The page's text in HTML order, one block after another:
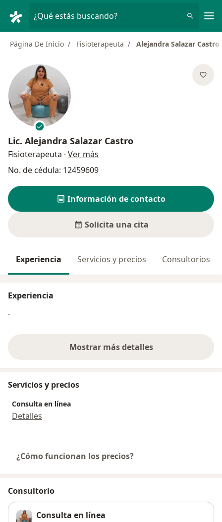
¿Qué estás buscando?
Página De Inicio Fisioterapeuta Alejandra Salazar Castro
Lic. Alejandra Salazar Castro
Fisioterapeuta · Ver más
No. de cédula: 12459609
Información de contacto
Solicita una cita
Experiencia Servicios y precios Consultorios
Experiencia
.
Mostrar más detalles
sobre la experiencia
Servicios y precios
Consulta en línea
Detalles
¿Cómo funcionan los precios?
Consultorio
Consulta en línea